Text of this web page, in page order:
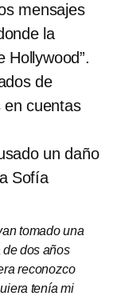
mensajes
la
Hollywood”.
de
en cuentas
un daño
Sofía
tomado una
dos años
reconozco
tenía mi